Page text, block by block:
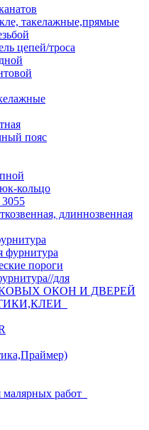
такелажные,прямые
цепей/троса
пояс
кольцо
длиннозвенная
фурнитура
пороги
для
ОКОН И ДВЕРЕЙ
работ